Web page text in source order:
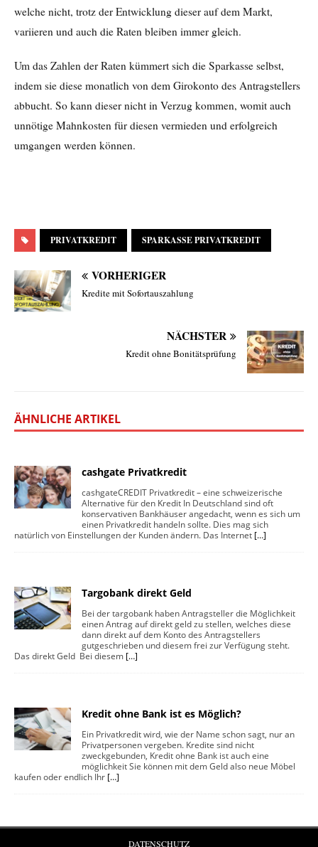
welche nicht, trotz der Entwicklung dieser auf dem Markt,
variieren und auch die Raten bleiben immer gleich.
Um das Zahlen der Raten kümmert sich die Sparkasse selbst,
indem sie diese monatlich von dem Girokonto des Antragstellers
abbucht. So kann dieser nicht in Verzug kommen, womit auch
unnötige Mahnkosten für diesen vermieden und erfolgreich
umgangen werden können.
PRIVATKREDIT SPARKASSE PRIVATKREDIT
VORHERIGER
Kredite mit Sofortauszahlung
NÄCHSTER
Kredit ohne Bonitätsprüfung
ÄHNLICHE ARTIKEL
cashgate Privatkredit
cashgateCREDIT Privatkredit – eine schweizerische
Alternative für den Kredit In Deutschland sind oft
konservativen Bankhäuser angedacht, wenn es sich um
einen Privatkredit handeln sollte. Dies mag sich
natürlich von Einstellungen der Kunden ändern. Das Internet […]
Targobank direkt Geld
Bei der targobank haben Antragsteller die Möglichkeit
einen Antrag auf direkt geld zu stellen, welches diese
dann direkt auf dem Konto des Antragstellers
gutgeschrieben und diesem frei zur Verfügung steht.
Das direkt Geld Bei diesem […]
Kredit ohne Bank ist es Möglich?
Ein Privatkredit wird, wie der Name schon sagt, nur an
Privatpersonen vergeben. Kredite sind nicht
zweckgebunden, Kredit ohne Bank ist auch eine
möglichkeit Sie können mit dem Geld also neue Möbel
kaufen oder endlich Ihr […]
DATENSCHUTZ